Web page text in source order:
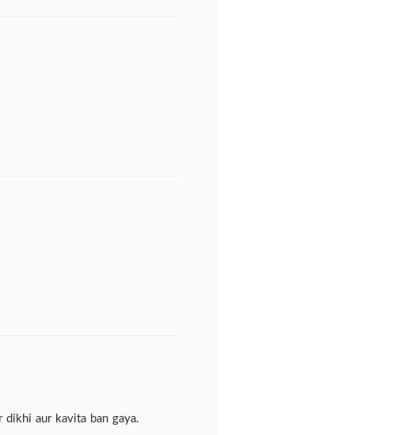
dikhi aur kavita ban gaya.